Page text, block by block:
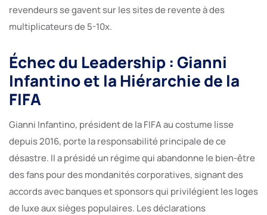
revendeurs se gavent sur les sites de revente à des
multiplicateurs de 5-10x.
Échec du Leadership : Gianni
Infantino et la Hiérarchie de la
FIFA
Gianni Infantino, président de la FIFA au costume lisse
depuis 2016, porte la responsabilité principale de ce
désastre. Il a présidé un régime qui abandonne le bien-être
des fans pour des mondanités corporatives, signant des
accords avec banques et sponsors qui privilégient les loges
de luxe aux sièges populaires. Les déclarations